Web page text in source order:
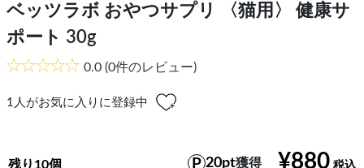
ベッツラボ おやつサプリ 〈猫用〉 健康サ
ポート 30g
0.0 (0件のレビュー)
1 人がお気に入りに登録中
¥880
20pt獲得
残り10個